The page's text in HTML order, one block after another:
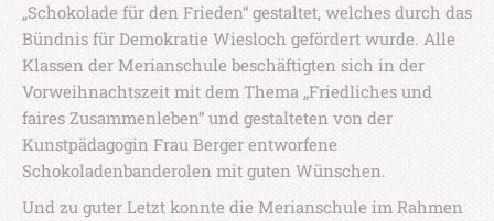
„Schokolade für den Frieden“ gestaltet, welches durch das
Bündnis für Demokratie Wiesloch gefördert wurde. Alle
Klassen der Merianschule beschäftigten sich in der
Vorweihnachtszeit mit dem Thema „Friedliches und
faires Zusammenleben“ und gestalteten von der
Kunstpädagogin Frau Berger entworfene
Schokoladenbanderolen mit guten Wünschen.
Und zu guter Letzt konnte die Merianschule im Rahmen